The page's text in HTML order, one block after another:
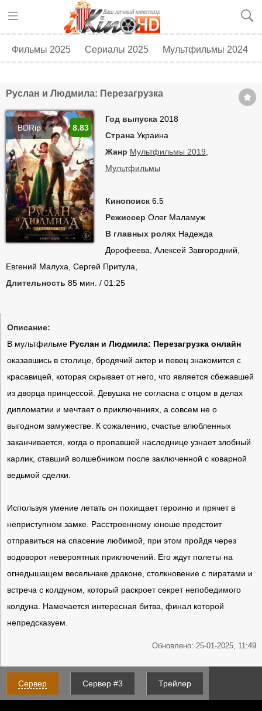
Фильмы 2025 Сериалы 2025 Мультфильмы 2024
Руслан и Людмила: Перезагрузка
BDRip
Год выпуска 2018
Страна Украина
Жанр Мультфильмы 2019
Мультфильмы
Кинопоиск 6.5
Режиссер Олег Маламуж
В главных ролях Надежда
Дорофеева, Алексей Завгородний,
Евгений Малуха, Сергей Притула,
Длительность 85 мин. / 01:25
8.83
Описание:
В мультфильме Руслан и Людмила: Перезагрузка онлайн
оказавшись в столице, бродячий актер и певец знакомится с
красавицей, которая скрывает от него, что является сбежавшей
из дворца принцессой. Девушка не согласна с отцом в делах
дипломатии и мечтает о приключениях, а совсем не о
выгодном замужестве. К сожалению, счастье влюбленных
заканчивается, когда о пропавшей наследнице узнает злобный
карлик, ставший волшебником после заключенной с коварной
ведьмой сделки.
Используя умение летать он похищает героиню и прячет в
неприступном замке. Расстроенному юноше предстоит
отправиться на спасение любимой, при этом пройдя через
водоворот невероятных приключений. Его ждут полеты на
огнедышащем весельчаке драконе, столкновение с пиратами и
встреча с колдуном, который раскроет секрет непобедимого
колдуна. Намечается интересная битва, финал которой
непредсказуем.
Обновлено: 25-01-2025, 11:49
Сервер Сервер #3 Трейлер